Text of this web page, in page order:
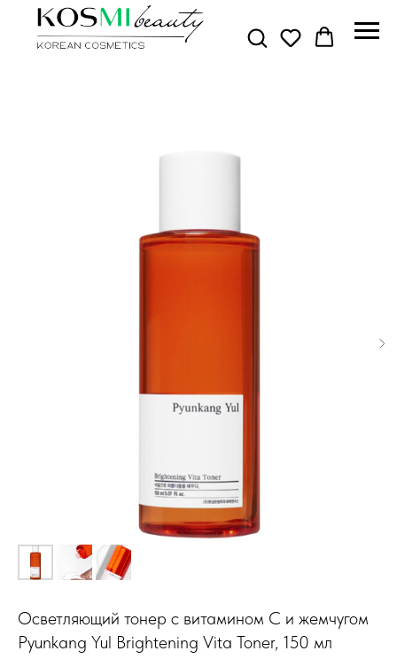
Осветляющий тонер с витамином C и жемчугом
Pyunkang Yul Brightening Vita Toner, 150 мл